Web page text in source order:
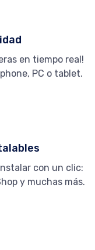
en tiempo real!
PC o tablet.
con un clic:
y muchas más.